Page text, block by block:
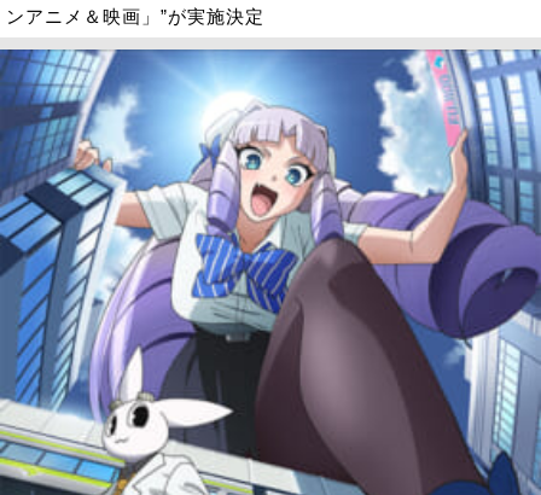
ンアニメ＆映画」”が実施決定